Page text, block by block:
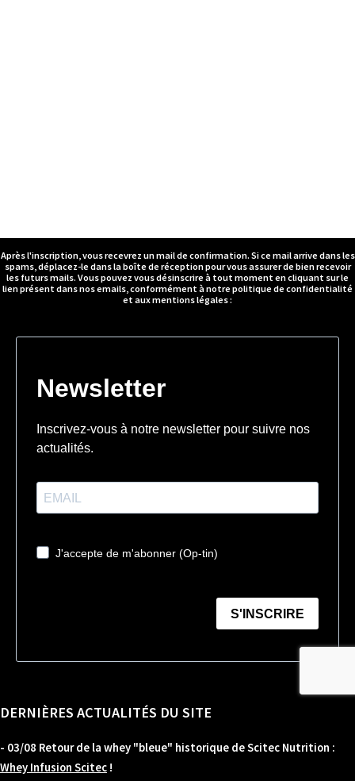
Après l'inscription, vous recevrez un mail de confirmation. Si ce mail arrive dans les
spams, déplacez-le dans la boîte de réception pour vous assurer de bien recevoir
les futurs mails. Vous pouvez vous désinscrire à tout moment en cliquant sur le
lien présent dans nos emails, conformément à notre politique de confidentialité
et aux mentions légales :
DERNIÈRES ACTUALITÉS DU SITE
- 03/08 Retour de la whey "bleue" historique de Scitec Nutrition :
Whey Infusion Scitec !